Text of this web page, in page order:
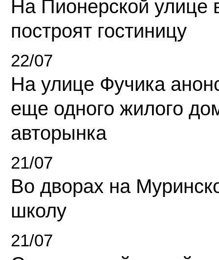
На Пионерской улице
построят гостиницу
22/07
На улице Фучика
еще одного жилого
авторынка
21/07
Во дворах на
школу
21/07